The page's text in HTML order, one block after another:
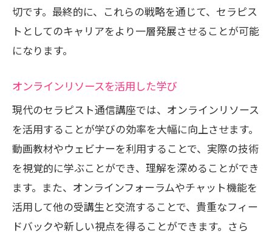
切です。最終的に、これらの戦略を通じて、セラピス
トとしてのキャリアをより一層発展させることが可能
になります。
オンラインリソースを活用した学び
現代のセラピスト通信講座では、オンラインリソース
を活用することが学びの効率を大幅に向上させます。
動画教材やウェビナーを利用することで、実際の技術
を視覚的に学ぶことができ、理解を深めることができ
ます。また、オンラインフォーラムやチャット機能を
活用して他の受講生と交流することで、貴重なフィー
ドバックや新しい視点を得ることができます。さら